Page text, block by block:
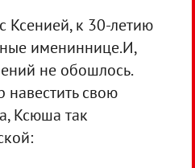
к 30-летию
имениннице.И,
не обошлось.
навестить свою
Ксюша так